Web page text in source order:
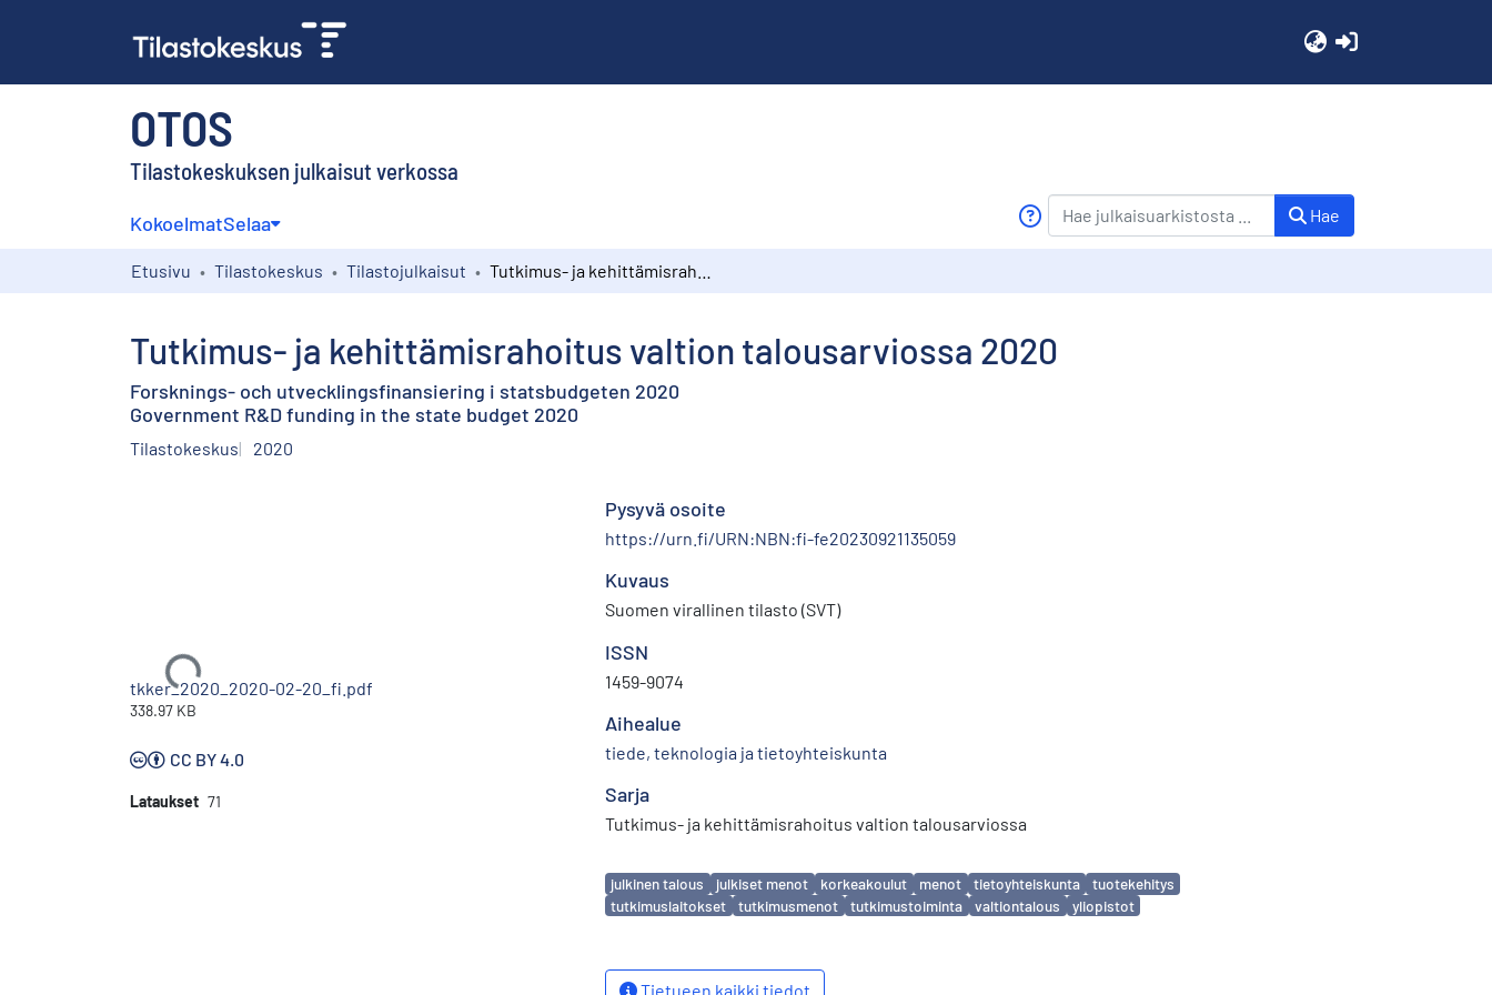
OTOS
Tilastokeskuksen julkaisut verkossa
KokoelmatSelaa Hae
Etusivu Tilastokeskus Tilastojulkaisut
Tutkimus- ja kehittämisrahoitus valtion talousarviossa 2020
Forsknings- och utvecklingsfinansiering i statsbudgeten 2020
Government R&D funding in the state budget 2020
Tilastokeskus 2020
Ladataan...
tkker_2020_2020-02-20_fi.pdf
338.97 KB
CC BY 4.0
Lataukset 71
Pysyvä osoite
https://urn.fi/URN:NBN:fi-fe20230921135059
Kuvaus
Suomen virallinen tilasto (SVT)
ISSN
1459-9074
Aihealue
tiede, teknologia ja tietoyhteiskunta
Sarja
Tutkimus- ja kehittämisrahoitus valtion talousarviossa
Avainsanat
julkinen talous julkiset menot korkeakoulut menot tietoyhteiskunta
tuotekehitys
tutkimuslaitokset
tutkimusmenot tutkimustoiminta valtiontalous yliopistot
Tietueen kaikki tiedot